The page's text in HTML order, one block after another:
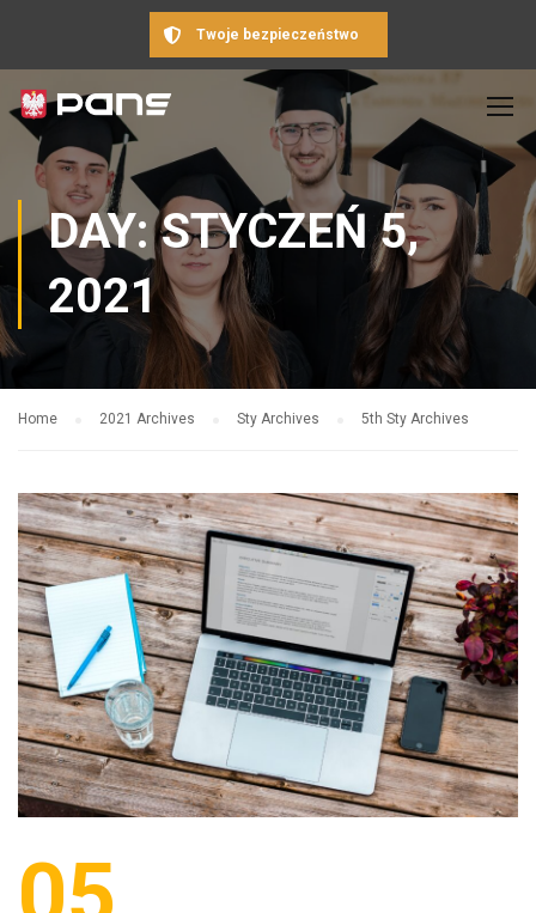
Twoje bezpieczeństwo
DAY: STYCZEŃ 5,
2021
Home 2021 Archives Sty Archives 5th Sty Archives